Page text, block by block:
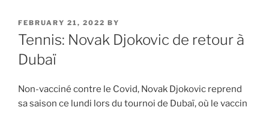
POSTED
ON
FEBRUARY 21, 2022 BY
Tennis: Novak Djokovic de retour à
Dubaï
Non-vacciné contre le Covid, Novak Djokovic reprend
sa saison ce lundi lors du tournoi de Dubaï, où le vaccin